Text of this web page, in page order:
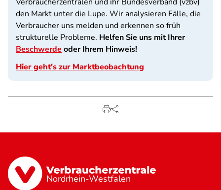
den Markt unter die Lupe. Wir analysieren Fälle, die
Verbraucher uns melden und erkennen so früh
strukturelle Probleme. Helfen Sie uns mit Ihrer
Beschwerde oder Ihrem Hinweis!
Hier geht's zur Marktbeobachtung
Nordrhein-Westfalen